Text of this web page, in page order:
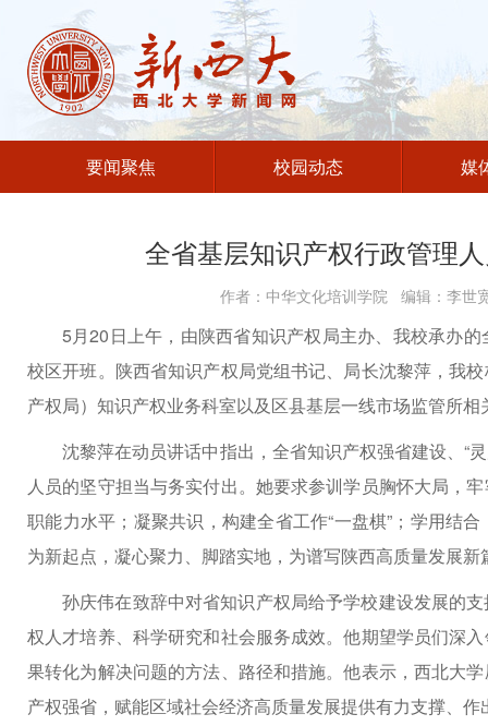
要闻聚焦 校园动态 媒
全省基层知识产权行政管理
作者：中华文化培训学院 编辑：李
5月20日上午，由陕西省知识产权局主办、我校承办
校区开班。陕西省知识产权局党组书记、局长沈黎萍，我
产权局）知识产权业务科室以及区县基层一线市场监管所
沈黎萍在动员讲话中指出，全省知识产权强省建设、“
人员的坚守担当与务实付出。她要求参训学员胸怀大局，
职能力水平；凝聚共识，构建全省工作“一盘棋”；学用结
为新起点，凝心聚力、脚踏实地，为谱写陕西高质量发展
孙庆伟在致辞中对省知识产权局给予学校建设发展的
权人才培养、科学研究和社会服务成效。他期望学员们深
果转化为解决问题的方法、路径和措施。他表示，西北大
产权强省，赋能区域社会经济高质量发展提供有力支撑、作